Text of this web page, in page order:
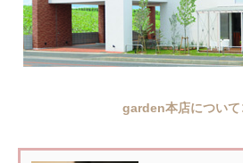
garden本店について